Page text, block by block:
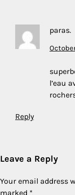
paras.
l’eau
Reply
Leave a Reply
Your email address
marked *